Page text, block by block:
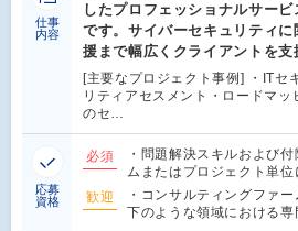
仕事
内容
したプロフェッショナルサー
です。サイバーセキュリティ
援まで幅広くクライアントを支
[主要なプロジェクト事例] ・ITセ
リティアセスメント・ロードマ
のセ…
応募
資格
必須
・問題解決スキルおよび
ムまたはプロジェクト単
歓迎
・コンサルティングファ
下のような領域におけ